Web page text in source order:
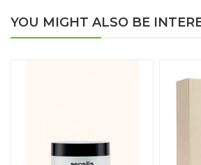
YOU MIGHT ALSO BE